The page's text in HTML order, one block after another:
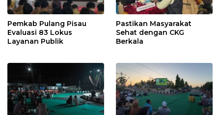
Pemkab Pulang Pisau
Evaluasi 83 Lokus
Layanan Publik
Pastikan Masyarakat
Sehat dengan CKG
Berkala